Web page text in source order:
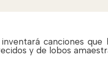
canciones
y de lobos